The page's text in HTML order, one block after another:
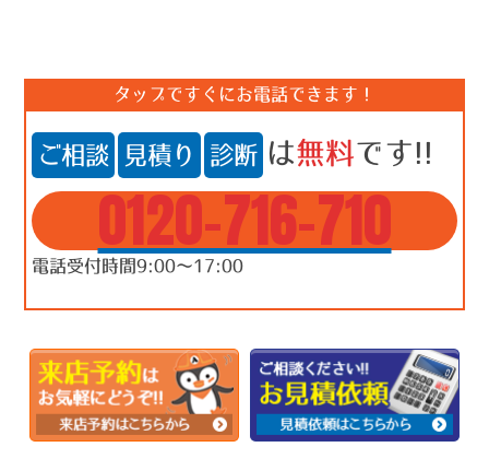
タップですぐにお電話できます！
ご相談 見積り 診断 は無料です!!
0120-716-710
電話受付時間9:00～17:00